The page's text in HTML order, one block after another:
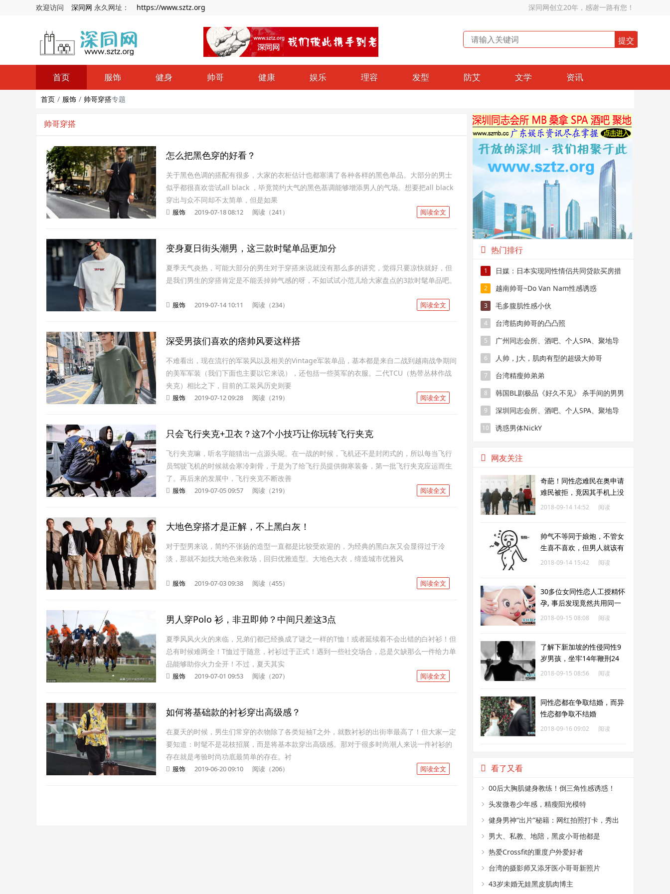
欢迎访问 深同网 永久网址： https://www.sztz.org 深同网创立20年，感谢一路有您！
首页 服饰 健身 帅哥 健康 娱乐 理容 发型 防艾 文学 资讯
首页 服饰 帅哥穿搭专题
帅哥穿搭
怎么把黑色穿的好看？
关于黑色色调的搭配有很多，大家的衣柜估计也都塞满了各种各样的黑色单品。大部分的男士
似乎都很喜欢尝试all black ，毕竟简约大气的黑色基调能够增添男人的气场。想要把all black
穿出与众不同却不太简单，但是如果
阅读全文
服饰 2019-07-18 08:12 阅读（241）
变身夏日街头潮男，这三款时髦单品更加分
夏季天气炎热，可能大部分的男生对于穿搭来说就没有那么多的讲究，觉得只要凉快就好，但
是我们男生的穿搭肯定是不能丢掉帅气感的呀，不如试试小范儿给大家盘点的3款时髦单品吧。
阅读全文
服饰 2019-07-14 10:11 阅读（234）
深受男孩们喜欢的痞帅风要这样搭
不难看出，现在流行的军装风以及相关的Vintage军装单品，基本都是来自二战到越南战争期间
的美军军装（我们下面也主要以它来说），还包括一些英军的衣服。二代TCU（热带丛林作战
夹克）相比之下，目前的工装风历史则要
阅读全文
服饰 2019-07-12 09:28 阅读（219）
只会飞行夹克+卫衣？这7个小技巧让你玩转飞行夹克
飞行夹克嘛，听名字能猜出一点源头呢。在一战的时候，飞机还不是封闭式的，所以每当飞行
员驾驶飞机的时候就会寒冷刺骨，于是为了给飞行员提供御寒装备，第一批飞行夹克应运而生
了。再后来的发展中，飞行夹克不断改善
阅读全文
服饰 2019-07-05 09:57 阅读（219）
大地色穿搭才是正解，不上黑白灰！
对于型男来说，简约不张扬的造型一直都是比较受欢迎的，为经典的黑白灰又会显得过于冷
淡，那就不如找大地色来救场，回归优雅造型。大地色大衣，缔造城市优雅风
阅读全文
服饰 2019-07-03 09:38 阅读（455）
男人穿Polo 衫，非丑即帅？中间只差这3点
夏季风风火火的来临，兄弟们都已经换成了谜之一样的T恤！或者延续着不会出错的白衬衫！但
总有时候难两全！T恤过于随意，衬衫过于正式！遇到一些社交场合，总是欠缺那么一件给力单
品能够助你火力全开！不过，夏天其实
阅读全文
服饰 2019-07-01 09:53 阅读（207）
如何将基础款的衬衫穿出高级感？
在夏天的时候，男生们常穿的衣物除了各类短袖T之外，就数衬衫的出街率最高了！但大家一定
要知道：时髦不是花枝招展，而是将基本款穿出高级感。那对于很多时尚潮人来说一件衬衫的
存在就是考验时尚功底最简单的存在。衬
阅读全文
服饰 2019-06-20 09:10 阅读（206）
热门排行
1
日媒：日本实现同性情侣共同贷款买房措
施
2 越南帅哥~Do Van Nam性感诱惑
3 毛多腹肌性感小伙
4 台湾筋肉帅哥的凸凸照
5
广州同志会所、酒吧、个人SPA、聚地导
航
6 人帅，J大，肌肉有型的超级大帅哥
7 台湾精瘦帅弟弟
8
韩国BL剧极品《好久不见》 杀手间的男男
禁恋，要性命还是爱情？
9
深圳同志会所、酒吧、个人SPA、聚地导
航
10 诱惑男体NickY
网友关注
奇葩！同性恋难民在奥申请
难民被拒，竟因其手机上没
有A片？
2018-09-14 14:52
阅读
帅气不等同于娘炮，不管女
生喜不喜欢，但男人就该有
点肌肉
2018-09-14 15:42
阅读
30多位女同性恋人工授精怀
孕, 事后发现竟然共用同一
男人的精子
2018-09-15 08:08
阅读
了解下新加坡的性侵同性9
岁男孩，坐牢14年鞭刑24
下
2018-09-15 08:56
阅读
同性恋都在争取结婚，而异
性恋都争取不结婚
2018-09-16 09:02
阅读
看了又看
00后大胸肌健身教练！倒三角性感诱惑！
头发微卷少年感，精瘦阳光模特
健身男神“出片”秘籍：网红拍照打卡，秀出
你的完美肌肉线条！
男大、私教、地陪，黑皮小哥他都是
热爱Crossfit的重度户外爱好者
台湾的摄影师又添牙医小哥哥新照片
43岁未婚无娃黑皮肌肉博主